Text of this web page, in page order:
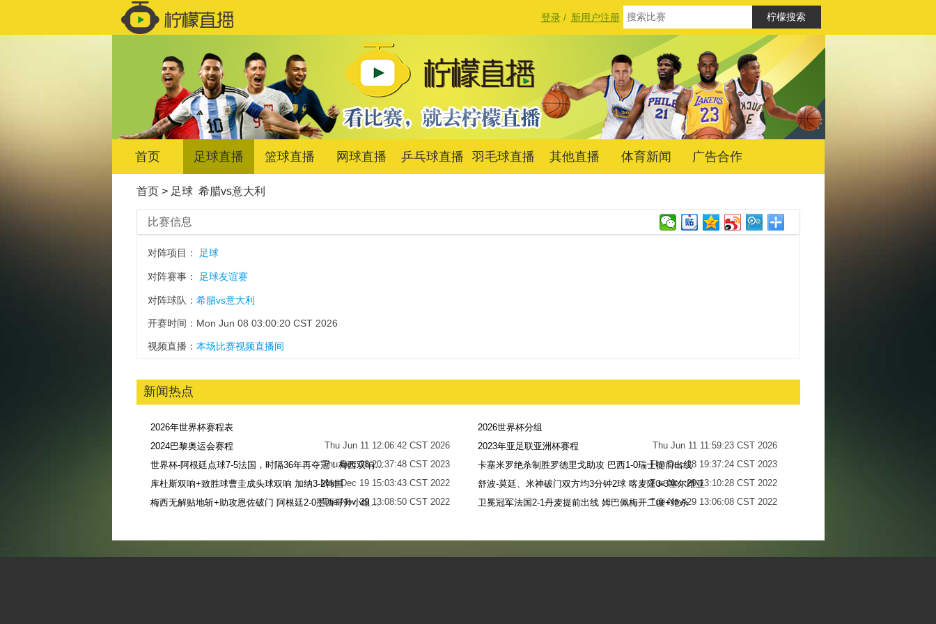
登录/ 新用户注册
首页 足球直播 篮球直播 网球直播 乒乓球直播 羽毛球直播 其他直播 体育新闻 广告合作
首页> 足球 希腊vs意大利
比赛信息
对阵项目： 足球
对阵赛事： 足球友谊赛
对阵球队： 希腊vs意大利
开赛时间：Mon Jun 08 03:00:20 CST 2026
视频直播： 本场比赛视频直播间
新闻热点
2026年世界杯赛程表
Thu Jun 11 12:06:42 CST 2026
2026世界杯分组
Thu Jun 11 11:59:23 CST 2026
2024巴黎奥运会赛程
Thu Dec 28 20:37:48 CST 2023
2023年亚足联亚洲杯赛程
Thu Dec 28 19:37:24 CST 2023
世界杯-阿根廷点球7-5法国，时隔36年再夺冠！梅西双响姆巴佩戴帽
Mon Dec 19 15:03:43 CST 2022
卡塞米罗绝杀制胜罗德里戈助攻 巴西1-0瑞士提前出线
Tue Nov 29 13:10:28 CST 2022
库杜斯双响+致胜球曹圭成头球双响 加纳3-2韩国
Tue Nov 29 13:08:50 CST 2022
舒波-莫廷、米神破门双方均3分钟2球 喀麦隆3-3塞尔维亚
Tue Nov 29 13:06:08 CST 2022
梅西无解贴地斩+助攻恩佐破门 阿根廷2-0墨西哥升小组第二
卫冕冠军法国2-1丹麦提前出线 姆巴佩梅开二度+绝杀